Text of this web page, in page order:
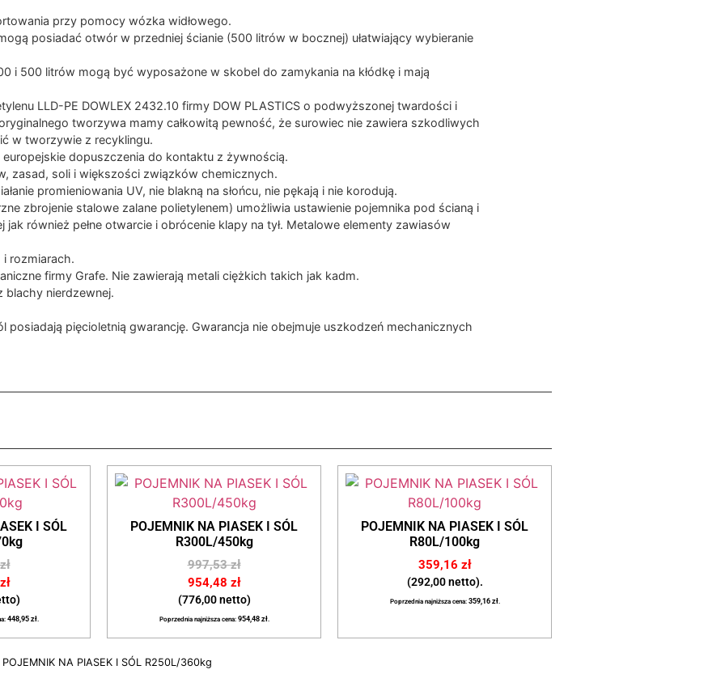
przy pomocy wózka widłowego.
posiadać otwór w przedniej ścianie (500 litrów w bocznej) ułatwiający wybieranie
i 500 litrów mogą być wyposażone w skobel do zamykania na kłódkę i mają
LLD-PE DOWLEX 2432.10 firmy DOW PLASTICS o podwyższonej twardości i
tworzywa mamy całkowitą pewność, że surowiec nie zawiera szkodliwych
w tworzywie z recyklingu.
dopuszczenia do kontaktu z żywnością.
zasad, soli i większości związków chemicznych.
promieniowania UV, nie blakną na słońcu, nie pękają i nie korodują.
zbrojenie stalowe zalane polietylenem) umożliwia ustawienie pojemnika pod ścianą i
również pełne otwarcie i obrócenie klapy na tył. Metalowe elementy zawiasów
rozmiarach.
firmy Grafe. Nie zawierają metali ciężkich takich jak kadm.
nierdzewnej.
posiadają pięcioletnią gwarancję. Gwarancja nie obejmuje uszkodzeń mechanicznych
I SÓL
zł
zł
448,95 zł.
POJEMNIK NA PIASEK I SÓL
R300L/450kg
997,53zł
954,48 zł
(776,00 netto)
Poprzednia najniższa cena: 954,48 zł.
POJEMNIK NA PIASEK I SÓL
R80L/100kg
359,16 zł
(292,00 netto).
Poprzednia najniższa cena: 359,16 zł.
NA PIASEK I SÓL R250L/360kg